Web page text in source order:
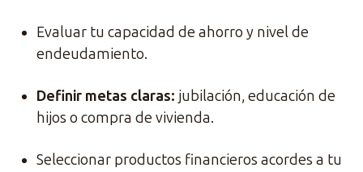
Evaluar tu capacidad de ahorro y nivel de
endeudamiento.
Definir metas claras: jubilación, educación de
hijos o compra de vivienda.
Seleccionar productos financieros acordes a tu